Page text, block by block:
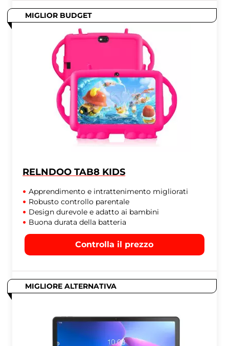
MIGLIOR BUDGET
RELNDOO TAB8 KIDS
Apprendimento e intrattenimento migliorati
Robusto controllo parentale
Design durevole e adatto ai bambini
Buona durata della batteria
Controlla il prezzo
MIGLIORE ALTERNATIVA